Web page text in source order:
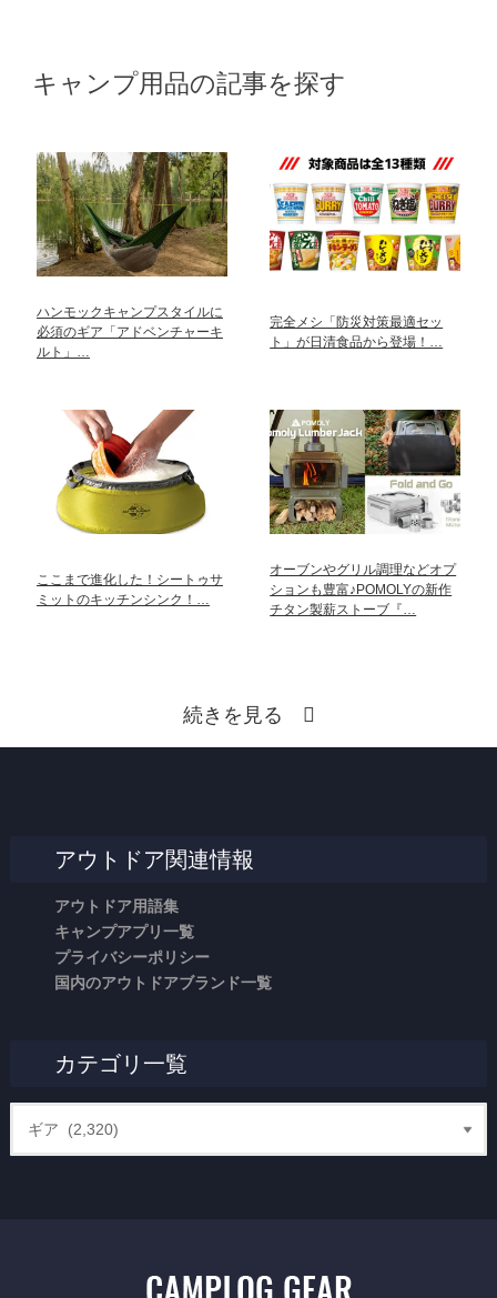
キャンプ用品の記事を探す
ハンモックキャンプスタイルに
必須のギア「アドベンチャーキ
ルト」…
完全メシ「防災対策最適セッ
ト」が日清食品から登場！…
ここまで進化した！シートゥサ
ミットのキッチンシンク！…
オーブンやグリル調理などオプ
ションも豊富♪POMOLYの新作
チタン製薪ストーブ『…
続きを見る
アウトドア関連情報
アウトドア用語集
キャンプアプリ一覧
プライバシーポリシー
国内のアウトドアブランド一覧
カテゴリ一覧